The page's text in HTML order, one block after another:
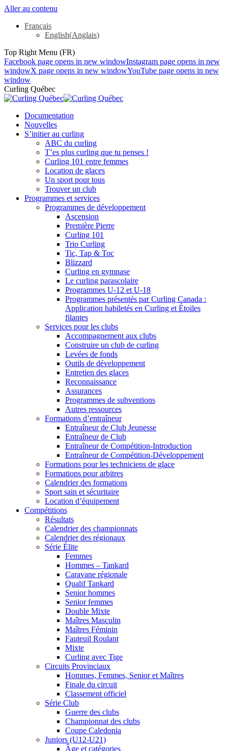
Aller au contenu
Français
English(Anglais)
Top Right Menu (FR)
Facebook page opens in new windowInstagram page opens in new
windowX page opens in new windowYouTube page opens in new
window
Curling Québec
Documentation
Nouvelles
S’initier au curling
ABC du curling
T’es plus curling que tu penses !
Curling 101 entre femmes
Location de glaces
Un sport pour tous
Trouver un club
Programmes et services
Programmes de développement
Ascension
Première Pierre
Curling 101
Trio Curling
Tic, Tap & Toc
Blizzard
Curling en gymnase
Le curling parascolaire
Programmes U-12 et U-18
Programmes présentés par Curling Canada :
Application habiletés en Curling et Étoiles
filantes
Services pour les clubs
Accompagnement aux clubs
Construire un club de curling
Levées de fonds
Outils de développement
Entretien des glaces
Reconnaissance
Assurances
Programmes de subventions
Autres ressources
Formations d’entraîneur
Entraîneur de Club Jeunesse
Entraîneur de Club
Entraîneur de Compétition-Introduction
Entraîneur de Compétition-Développement
Formations pour les techniciens de glace
Formations pour arbitres
Calendrier des formations
Sport sain et sécuritaire
Location d’équipement
Compétitions
Résultats
Calendrier des championnats
Calendrier des régionaux
Série Élite
Femmes
Hommes – Tankard
Caravane régionale
Qualif Tankard
Senior hommes
Senior femmes
Double Mixte
Maîtres Masculin
Maîtres Féminin
Fauteuil Roulant
Mixte
Curling avec Tige
Circuits Provinciaux
Hommes, Femmes, Senior et Maîtres
Finale du circuit
Classement officiel
Série Club
Guerre des clubs
Championnat des clubs
Coupe Caledonia
Juniors (U12-U21)
Âge et catégories